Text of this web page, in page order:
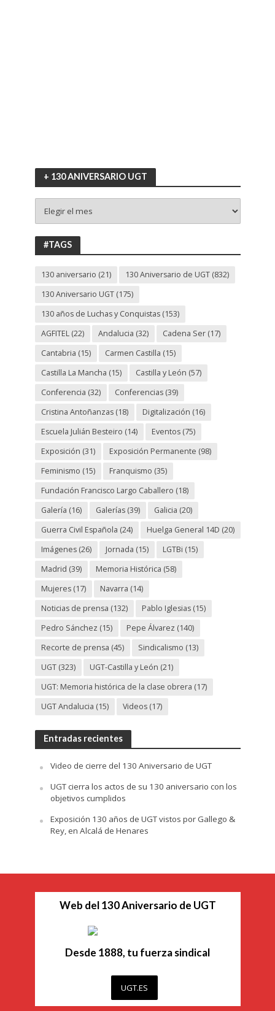
+ 130 ANIVERSARIO UGT
130
ANIVERSARIO
UGT
#TAGS
130 aniversario (21) 130 Aniversario de UGT(832)
130 Aniversario UGT(175)
130 años de Luchas y Conquistas(153)
AGFITEL(22) Andalucia (32) Cadena Ser(17)
Cantabria (15) Carmen Castilla (15)
Castilla La Mancha (15) Castilla y León (57)
Conferencia (32) Conferencias(39)
Cristina Antoñanzas(18) Digitalización (16)
Escuela Julián Besteiro (14) Eventos(75)
Exposición (31) Exposición Permanente (98)
Feminismo (15) Franquismo (35)
Fundación Francisco Largo Caballero (18)
Galería (16) Galerías(39) Galicia (20)
Guerra Civil Española (24) Huelga General 14D (20)
Imágenes(26) Jornada (15) LGTBi (15)
Madrid (39) Memoria Histórica (58)
Mujeres(17) Navarra (14)
Noticias de prensa (132) Pablo Iglesias(15)
Pedro Sánchez (15) Pepe Álvarez (140)
Recorte de prensa (45) Sindicalismo (13)
UGT(323) UGT-Castilla y León (21)
UGT: Memoria histórica de la clase obrera (17)
UGT Andalucia (15) Videos(17)
Entradas recientes
Video de cierre del 130 Aniversario de UGT
UGT cierra los actos de su 130 aniversario con los
objetivos cumplidos
Exposición 130 años de UGT vistos por Gallego &
Rey, en Alcalá de Henares
Web del 130 Aniversario de UGT
Desde 1888, tu fuerza sindical
UGT.ES